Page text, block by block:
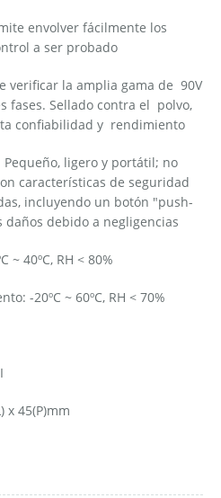
envolver fácilmente los
a ser probado
verificar la amplia gama de 90V
fases. Sellado contra el polvo,
confiabilidad y rendimiento
Pequeño, ligero y portátil; no
características de seguridad
incluyendo un botón "push-
debido a negligencias
~ 40ºC, RH < 80%
-20ºC ~ 60ºC, RH < 70%
x 45(P)mm